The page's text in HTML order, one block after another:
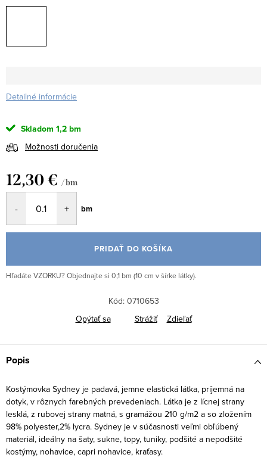
Detailné informácie
Skladom 1,2 bm
Možnosti doručenia
12,30 € / bm
cena:
bm
PRIDAŤ DO KOŠÍKA
Hľadáte VZORKU? Objednajte si 0,1 bm (10 cm v šírke látky).
Kód: 0710653
Opýtať sa
Strážiť Zdieľať
Popis
Kostýmovka Sydney je padavá, jemne elastická látka, príjemná na
dotyk, v rôznych farebných prevedeniach. Látka je z lícnej strany
lesklá, z rubovej strany matná, s gramážou 210 g/m2 a so zložením
98% polyester,2% lycra. Sydney je v súčasnosti veľmi obľúbený
materiál, ideálny na šaty, sukne, topy, tuniky, podšité a nepodšité
kostýmy, nohavice, capri nohavice, kraťasy.